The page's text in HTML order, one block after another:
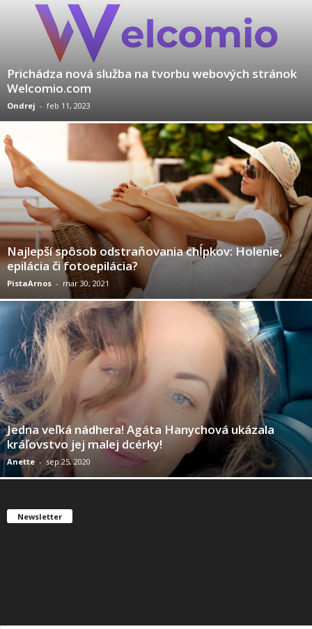
Prichádza nová služba na tvorbu webových stránok
Welcomio.com
Ondrej - feb 11, 2023
Najlepší spôsob odstraňovania chĺpkov: Holenie,
epilácia či fotoepilácia?
PistaArnos - mar 30, 2021
Jedna veľká nádhera! Agáta Hanychová ukázala
kráľovstvo jej malej dcérky!
Anette - sep 25, 2020
Newsletter